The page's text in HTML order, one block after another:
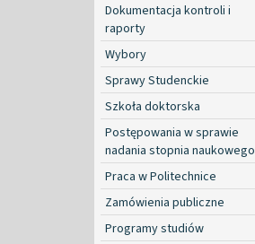
Dokumentacja kontroli i
raporty
Wybory
Sprawy Studenckie
Szkoła doktorska
Postępowania w sprawie
nadania stopnia naukowego
Praca w Politechnice
Zamówienia publiczne
Programy studiów